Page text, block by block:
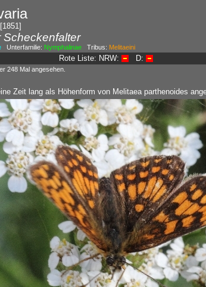
Scheckenfalter
Unterfamilie: NymphalinaeTribus: Melitaeini
Rote Liste: NRW: D:
248 Mal angesehen.
Zeit lang als Höhenform von Melitaea parthenoides